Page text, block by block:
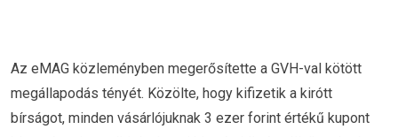
Az eMAG közleményben megerősítette a GVH-val kötött
megállapodás tényét. Közölte, hogy kifizetik a kirótt
bírságot, minden vásárlójuknak 3 ezer forint értékű kupont